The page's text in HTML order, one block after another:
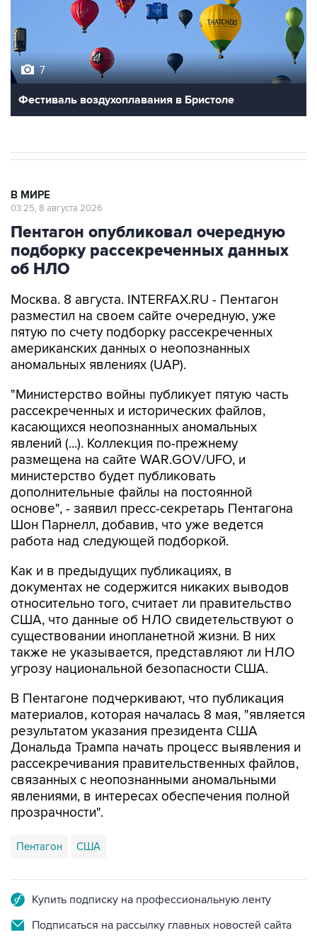
Фестиваль воздухоплавания в Бристоле
Пентагон опубликовал очередную
подборку рассекреченных данных
об НЛО
Москва. 8 августа. INTERFAX.RU - Пентагон
пятую по счету подборку рассекреченных
американских данных о неопознанных
аномальных явлениях (UAP).
"Министерство войны публикует пятую часть
касающихся неопознанных аномальных
явлений (...). Коллекция по-прежнему
размещена на сайте WAR.GOV/UFO, и
министерство будет публиковать
дополнительные файлы на постоянной
основе", - заявил пресс-секретарь Пентагона
Шон Парнелл, добавив, что уже ведется
работа над следующей подборкой.
Как и в предыдущих публикациях, в
относительно того, считает ли правительство
США, что данные об НЛО свидетельствуют о
существовании инопланетной жизни. В них
также не указывается, представляют ли НЛО
угрозу национальной безопасности США.
В Пентагоне подчеркивают, что публикация
результатом указания президента США
Дональда Трампа начать процесс выявления и
рассекречивания правительственных файлов,
связанных с неопознанными аномальными
явлениями, в интересах обеспечения полной
прозрачности".
Пентагон США
Подписаться на рассылку главных новостей сайта
Получать оперативные новости в официальном